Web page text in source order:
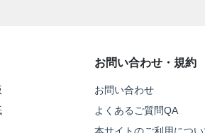
お問い合わせ・規約
お問い合わせ
よくあるご質問QA
本サイトのご利用につい